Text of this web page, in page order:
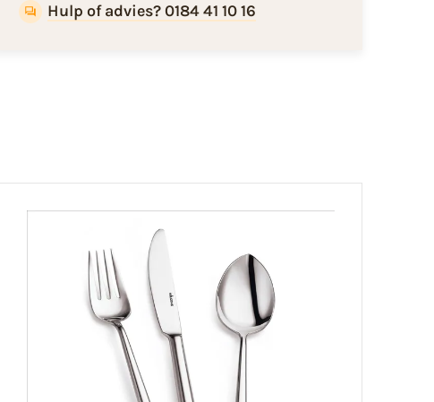
Hulp of advies? 0184 41 10 16